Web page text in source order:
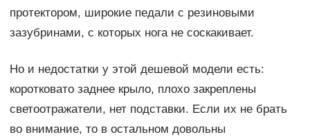
протектором, широкие педали с резиновыми
зазубринами, с которых нога не соскакивает.
Но и недостатки у этой дешевой модели есть:
коротковато заднее крыло, плохо закреплены
светоотражатели, нет подставки. Если их не брать
во внимание, то в остальном довольны